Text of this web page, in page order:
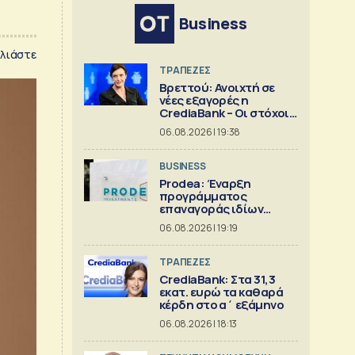
Business
ΤΡΑΠΕΖΕΣ
Βρεττού: Ανοιχτή σε
νέες εξαγορές η
CrediaBank – Οι στόχοι
για το 2026
06.08.2026 | 19:38
BUSINESS
Prodea: Έναρξη
προγράμματος
επαναγοράς ιδίων
μετοχών
06.08.2026 | 19:19
ΤΡΑΠΕΖΕΣ
CrediaBank: Στα 31,3
εκατ. ευρώ τα καθαρά
κέρδη στο α΄ εξάμηνο
06.08.2026 | 18:13